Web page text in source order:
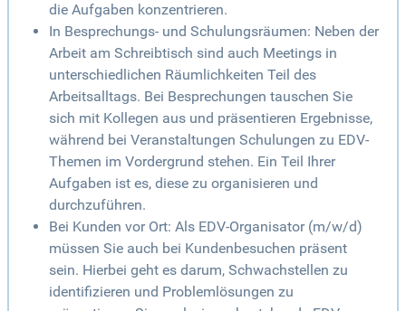
die Aufgaben konzentrieren.
In Besprechungs- und Schulungsräumen: Neben der
Arbeit am Schreibtisch sind auch Meetings in
unterschiedlichen Räumlichkeiten Teil des
Arbeitsalltags. Bei Besprechungen tauschen Sie
sich mit Kollegen aus und präsentieren Ergebnisse,
während bei Veranstaltungen Schulungen zu EDV-
Themen im Vordergrund stehen. Ein Teil Ihrer
Aufgaben ist es, diese zu organisieren und
durchzuführen.
Bei Kunden vor Ort: Als EDV-Organisator (m/w/d)
müssen Sie auch bei Kundenbesuchen präsent
sein. Hierbei geht es darum, Schwachstellen zu
identifizieren und Problemlösungen zu